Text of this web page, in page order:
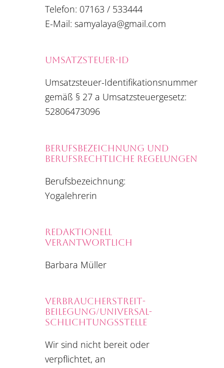
Telefon: 07163 / 533444
E-Mail: samyalaya@gmail.com
UMSATZSTEUER-ID
Umsatzsteuer-Identifikationsnummer
gemäß § 27 a Umsatzsteuergesetz:
52806473096
BERUFSBEZEICHNUNG UND
BERUFSRECHTLICHE REGELUNGEN
Berufsbezeichnung:
Yogalehrerin
REDAKTIONELL
VERANTWORTLICH
Barbara Müller
VERBRAUCHER­STREIT­
BEILEGUNG/UNIVERSAL­
SCHLICHTUNGS­STELLE
Wir sind nicht bereit oder
verpflichtet, an